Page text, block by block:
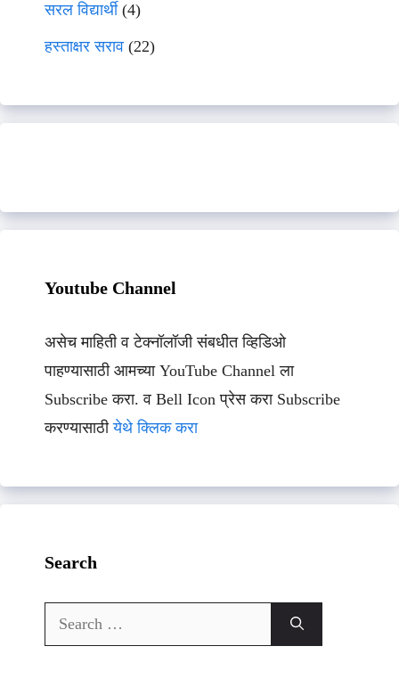
सरल विद्यार्थी(4)
हस्ताक्षर सराव (22)
Youtube Channel
असेच माहिती व टेक्नॉलॉजी संबधीत व्हिडिओ
पाहण्यासाठी आमच्या YouTube Channel ला
Subscribe करा. व Bell Icon प्रेस करा Subscribe
करण्यासाठीयेथे क्लिक करा
Search
Search
for: